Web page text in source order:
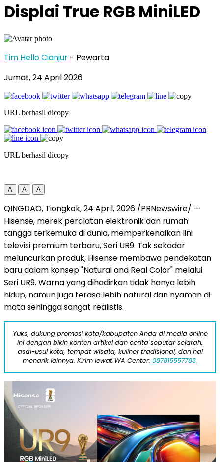
Displai True RGB MiniLED
Tim Hello Cianjur - Pewarta
Jumat, 24 April 2026
URL berhasil dicopy
URL berhasil dicopy
A A A
QINGDAO, Tiongkok,24 April, 2026 /PRNewswire/ —
Hisense, merek peralatan elektronik dan rumah
tangga terkemuka di dunia, memperkenalkan lini
televisi premium terbaru, Seri UR9. Tak sekadar
meluncurkan produk, Hisense membawa pendekatan
baru dalam konsep "Natural and Real Color" melalui
Seri UR9. Warna yang dihadirkan tidak hanya lebih
hidup, namun juga terasa lebih natural dan nyaman di
mata sehingga sangat realistis.
Yuks, dukung promosi kota/kabupaten Anda di media online
ini dengan bikin konten artikel dan cerita seputar sejarah,
asal-usul kota, tempat wisata, kuliner tradisional, dan hal
menarik lainnya. Kirim lewat WA Center: 087815557788.